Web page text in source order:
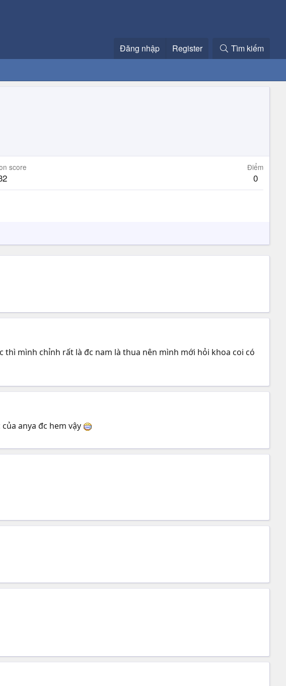
Đăng nhập Register Tìm kiếm
score Điểm
0
mình chỉnh rất là đc nam là thua nên mình mới hỏi khoa coi có
anya đc hem vậy